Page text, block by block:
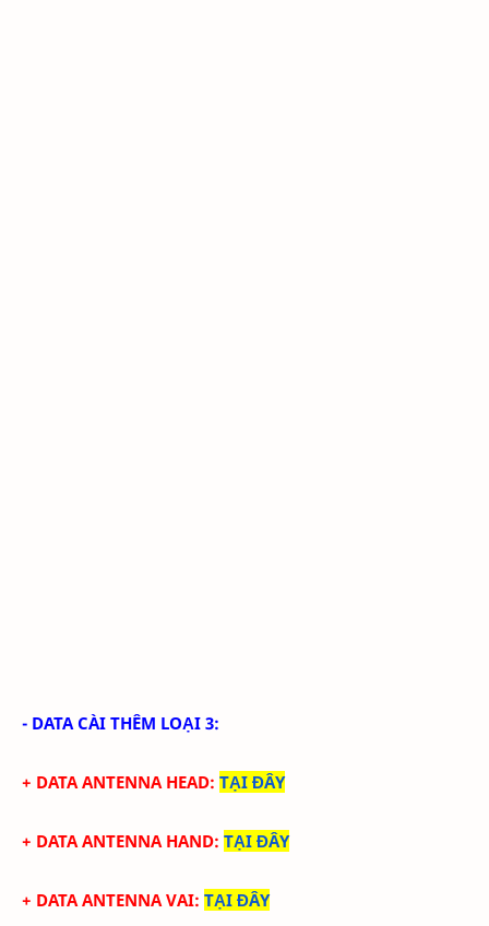
- DATA CÀI THÊM LOẠI 3:
+ DATA ANTENNA HEAD: TẠI ĐÂY
+ DATA ANTENNA HAND: TẠI ĐÂY
+ DATA ANTENNA VAI: TẠI ĐÂY